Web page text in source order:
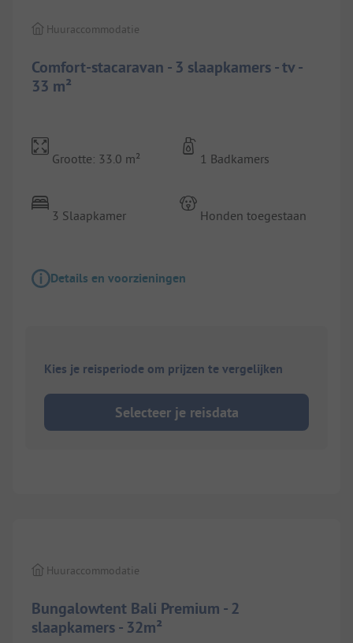
Comfort-stacaravan - 3 slaapkamers - tv -
33 m²
Huuraccommodatie
Grootte: 33.0 m²
3 Slaapkamer
1 Badkamers
Honden toegestaan
Details en voorzieningen
Kies je reisperiode om prijzen te vergelijken
Selecteer je reisdata
Bungalowtent Bali Premium - 2
slaapkamers - 32m²
Huuraccommodatie